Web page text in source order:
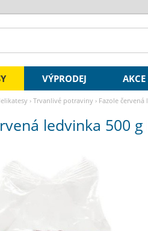
› Trvanlivé potraviny› Fazole červená
ledvinka 500 g
VÝPRODEJ AKCE